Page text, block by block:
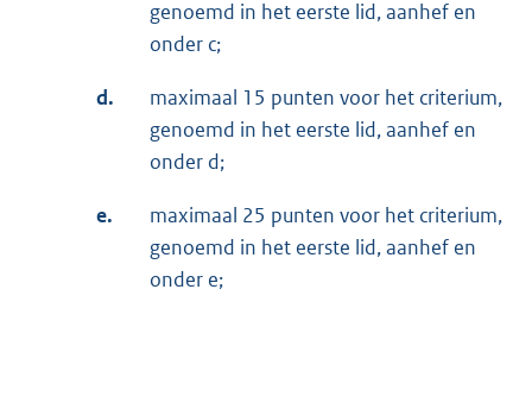
genoemd in het eerste lid, aanhef en
onder c;
d.
maximaal 15 punten voor het criterium,
genoemd in het eerste lid, aanhef en
onder d;
e.
maximaal 25 punten voor het criterium,
genoemd in het eerste lid, aanhef en
onder e;